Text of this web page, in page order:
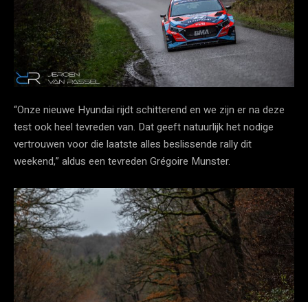
“Onze nieuwe Hyundai rijdt schitterend en we zijn er na deze
test ook heel tevreden van. Dat geeft natuurlijk het nodige
vertrouwen voor die laatste alles beslissende rally dit
weekend,” aldus een tevreden Grégoire Munster.